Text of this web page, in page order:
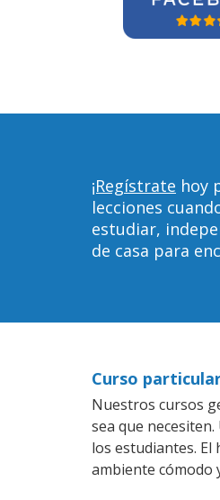
¡Regístrate hoy
lecciones
estudiar,
de casa para
Curso
Nuestros cursos
sea que
los estudiantes. El
ambiente cómodo